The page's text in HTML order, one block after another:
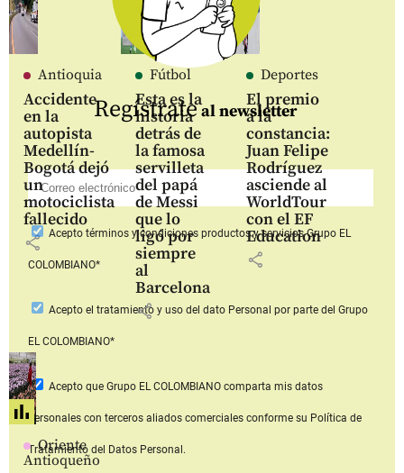
Antioquia
Accidente
en la
autopista
Medellín-
Bogotá dejó
un
motociclista
fallecido
share
Fútbol
Esta es la
historia
detrás de
la famosa
servilleta
del papá
de Messi
que lo
ligó por
siempre
al
Barcelona
share
Deportes
El premio
a la
constancia:
Juan Felipe
Rodríguez
asciende al
WorldTour
con el EF
Education
share
Oriente
Antioqueño
Regístrateal newsletter
Aceptotérminos y condiciones productos y serviciosGrupo EL
COLOMBIANO*
Acepto el tratamiento y uso del dato Personal por parte del Grupo
EL COLOMBIANO*
Acepto que Grupo EL COLOMBIANOcomparta mis datos
personales con terceros aliados comerciales conforme su Política de
Tratamiento del Datos Personal.